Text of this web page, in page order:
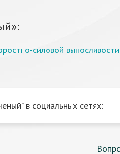
силовой
в социальных сетях: